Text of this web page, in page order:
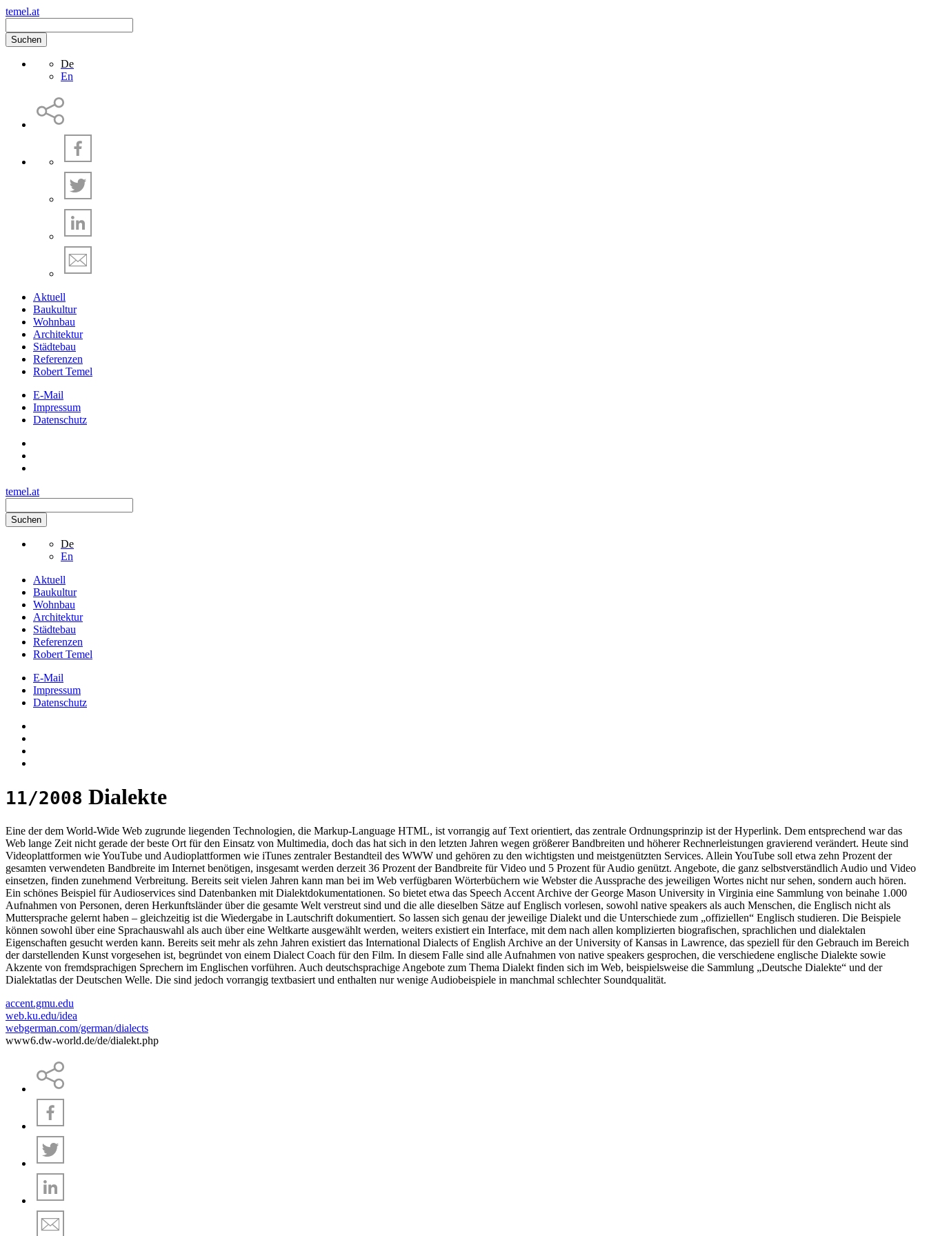
temel.at
Suchen
De
En
Aktuell
Baukultur
Wohnbau
Architektur
Städtebau
Referenzen
Robert Temel
E-Mail
Impressum
Datenschutz
temel.at
Suchen
De
En
Aktuell
Baukultur
Wohnbau
Architektur
Städtebau
Referenzen
Robert Temel
E-Mail
Impressum
Datenschutz
11/2008 Dialekte
Eine der dem World-Wide Web zugrunde liegenden Technologien, die Markup-Language HTML, ist vorrangig auf Text orientiert, das zentrale Ordnungsprinzip ist der Hyperlink. Dem entsprechend war das
Web lange Zeit nicht gerade der beste Ort für den Einsatz von Multimedia, doch das hat sich in den letzten Jahren wegen größerer Bandbreiten und höherer Rechnerleistungen gravierend verändert. Heute sind
Videoplattformen wie YouTube und Audioplattformen wie iTunes zentraler Bestandteil des WWW und gehören zu den wichtigsten und meistgenützten Services. Allein YouTube soll etwa zehn Prozent der
gesamten verwendeten Bandbreite im Internet benötigen, insgesamt werden derzeit 36 Prozent der Bandbreite für Video und 5 Prozent für Audio genützt. Angebote, die ganz selbstverständlich Audio und Video
einsetzen, finden zunehmend Verbreitung. Bereits seit vielen Jahren kann man bei im Web verfügbaren Wörterbüchern wie Webster die Aussprache des jeweiligen Wortes nicht nur sehen, sondern auch hören.
Ein schönes Beispiel für Audioservices sind Datenbanken mit Dialektdokumentationen. So bietet etwa das Speech Accent Archive der George Mason University in Virginia eine Sammlung von beinahe 1.000
Aufnahmen von Personen, deren Herkunftsländer über die gesamte Welt verstreut sind und die alle dieselben Sätze auf Englisch vorlesen, sowohl native speakers als auch Menschen, die Englisch nicht als
Muttersprache gelernt haben – gleichzeitig ist die Wiedergabe in Lautschrift dokumentiert. So lassen sich genau der jeweilige Dialekt und die Unterschiede zum „offiziellen“ Englisch studieren. Die Beispiele
können sowohl über eine Sprachauswahl als auch über eine Weltkarte ausgewählt werden, weiters existiert ein Interface, mit dem nach allen komplizierten biografischen, sprachlichen und dialektalen
Eigenschaften gesucht werden kann. Bereits seit mehr als zehn Jahren existiert das International Dialects of English Archive an der University of Kansas in Lawrence, das speziell für den Gebrauch im Bereich
der darstellenden Kunst vorgesehen ist, begründet von einem Dialect Coach für den Film. In diesem Falle sind alle Aufnahmen von native speakers gesprochen, die verschiedene englische Dialekte sowie
Akzente von fremdsprachigen Sprechern im Englischen vorführen. Auch deutschsprachige Angebote zum Thema Dialekt finden sich im Web, beispielsweise die Sammlung „Deutsche Dialekte“ und der
Dialektatlas der Deutschen Welle. Die sind jedoch vorrangig textbasiert und enthalten nur wenige Audiobeispiele in manchmal schlechter Soundqualität.
accent.gmu.edu
web.ku.edu/idea
webgerman.com/german/dialects
www6.dw-world.de/de/dialekt.php